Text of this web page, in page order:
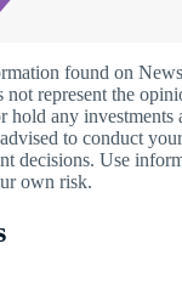
found on
not represent the
hold any investments
to conduct
decisions. Use
own risk.